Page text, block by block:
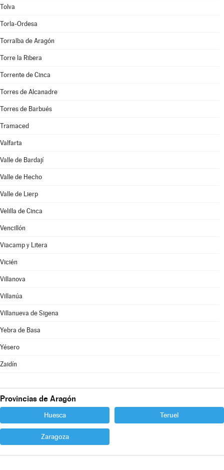
Tolva
Torla-Ordesa
Torralba de Aragón
Torre la Ribera
Torrente de Cinca
Torres de Alcanadre
Torres de Barbués
Tramaced
Valfarta
Valle de Bardají
Valle de Hecho
Valle de Lierp
Velilla de Cinca
Vencillón
Viacamp y Litera
Vicién
Villanova
Villanúa
Villanueva de Sigena
Yebra de Basa
Yésero
Zaidín
Provincias de Aragón
Huesca Teruel
Zaragoza